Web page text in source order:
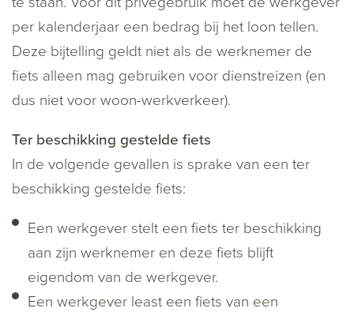
per kalenderjaar een bedrag bij het loon tellen.
Deze bijtelling geldt niet als de werknemer de
fiets alleen mag gebruiken voor dienstreizen (en
dus niet voor woon-werkverkeer).
Ter beschikking gestelde fiets
In de volgende gevallen is sprake van een ter
beschikking gestelde fiets:
Een werkgever stelt een fiets ter beschikking
aan zijn werknemer en deze fiets blijft
eigendom van de werkgever.
Een werkgever least een fiets van een